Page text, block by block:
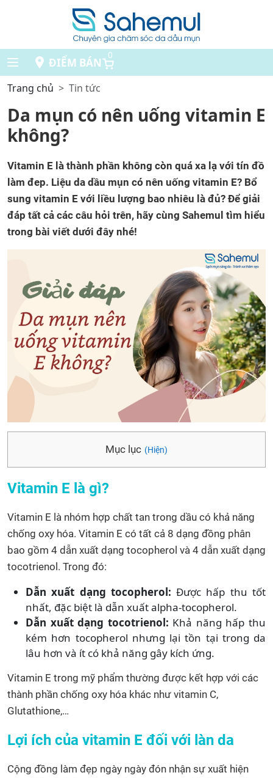
ĐIỂM BÁN
0
Trang chủ Tin tức
Da mụn có nên uống vitamin E
không?
Vitamin E là thành phần không còn quá xa lạ với tín đồ
làm đep. Liệu da dầu mụn có nên uống vitamin E? Bổ
sung vitamin E với liều lượng bao nhiêu là đủ? Để giải
đáp tất cả các câu hỏi trên, hãy cùng Sahemul tìm hiểu
trong bài viết dưới đây nhé!
Mục lục (Hiện)
Vitamin E là gì?
Vitamin E là nhóm hợp chất tan trong dầu có khả năng
chống oxy hóa. Vitamin E có tất cả 8 dạng đồng phân
bao gồm 4 dẫn xuất dạng tocopherol và 4 dẫn xuất dạng
tocotrienol. Trong đó:
Dẫn xuất dạng tocopherol: Được hấp thu tốt
nhất, đặc biệt là dẫn xuất alpha-tocopherol.
Dẫn xuất dạng tocotrienol: Khả năng hấp thu
kém hơn tocopherol nhưng lại tồn tại trong da
lâu hơn và ít có khả năng gây kích ứng.
Vitamin E trong mỹ phẩm thường được kết hợp với các
thành phần chống oxy hóa khác như vitamin C,
Glutathione,…
Lợi ích của vitamin E đối với làn da
Cộng đồng làm đẹp ngày ngày đón nhận sự xuất hiện